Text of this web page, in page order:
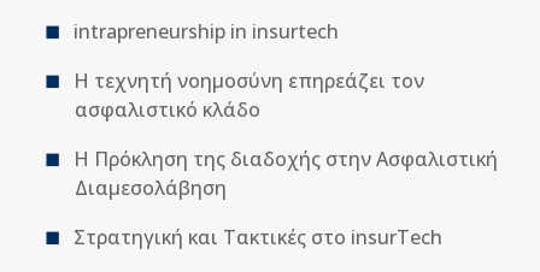
intrapreneurship in insurtech
Η τεχνητή νοημοσύνη επηρεάζει τον
ασφαλιστικό κλάδο
Η Πρόκληση της διαδοχής στην Ασφαλιστική
Διαμεσολάβηση
Στρατηγική και Τακτικές στο insurTech